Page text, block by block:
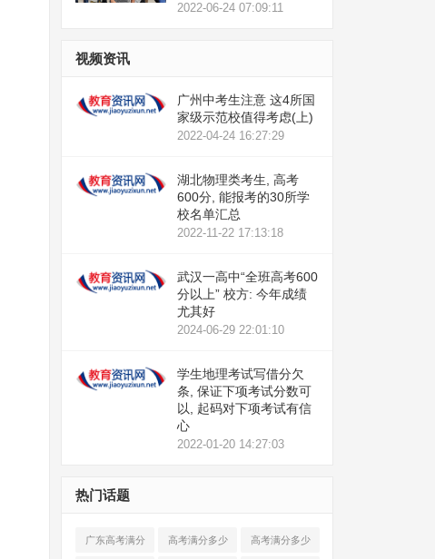
2022-06-24 07:09:11
视频资讯
广州中考生注意 这4所国
家级示范校值得考虑(上)
2022-04-24 16:27:29
湖北物理类考生, 高考
600分, 能报考的30所学
校名单汇总
2022-11-22 17:13:18
武汉一高中“全班高考600
分以上” 校方: 今年成绩
尤其好
2024-06-29 22:01:10
学生地理考试写借分欠
条, 保证下项考试分数可
以, 起码对下项考试有信
心
2022-01-20 14:27:03
热门话题
广东高考满分 高考满分多少 高考满分多少